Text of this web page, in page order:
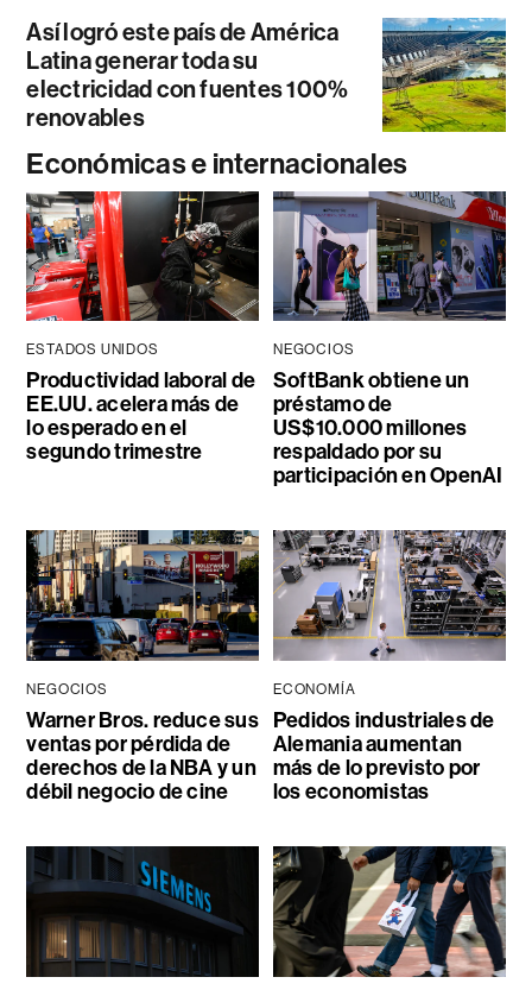
Así logró este país de América
Latina generar toda su
electricidad con fuentes 100%
renovables
Económicas e internacionales
ESTADOS UNIDOS
Productividad laboral de
EE.UU. acelera más de
lo esperado en el
segundo trimestre
NEGOCIOS
SoftBank obtiene un
préstamo de
US$10.000 millones
respaldado por su
participación en OpenAI
NEGOCIOS
Warner Bros. reduce sus
ventas por pérdida de
derechos de la NBA y un
débil negocio de cine
ECONOMÍA
Pedidos industriales de
Alemania aumentan
más de lo previsto por
los economistas